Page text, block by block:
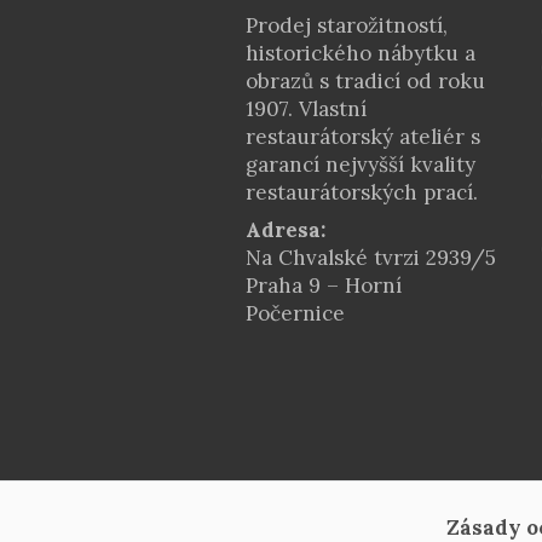
Prodej starožitností,
historického nábytku a
obrazů s tradicí od roku
1907. Vlastní
restaurátorský ateliér s
garancí nejvyšší kvality
restaurátorských prací.
Adresa:
Na Chvalské tvrzi 2939/5
Praha 9 – Horní
Počernice
Zásady